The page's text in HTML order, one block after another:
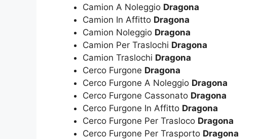
Camion A Noleggio Dragona
Camion In Affitto Dragona
Camion Noleggio Dragona
Camion Per Traslochi Dragona
Camion Traslochi Dragona
Cerco Furgone Dragona
Cerco Furgone A Noleggio Dragona
Cerco Furgone Cassonato Dragona
Cerco Furgone In Affitto Dragona
Cerco Furgone Per Trasloco Dragona
Cerco Furgone Per Trasporto Dragona